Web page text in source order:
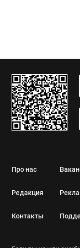
Про нас
Редакция
Контакты